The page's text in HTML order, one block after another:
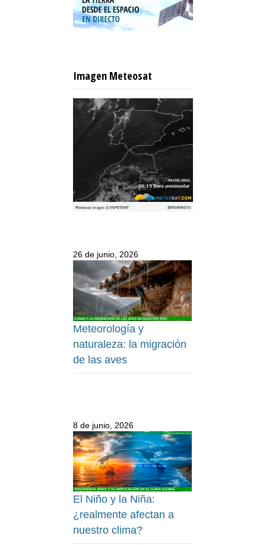
Imagen Meteosat
26 de junio, 2026
Meteorología y
naturaleza: la migración
de las aves
8 de junio, 2026
El Niño y la Niña:
¿realmente afectan a
nuestro clima?